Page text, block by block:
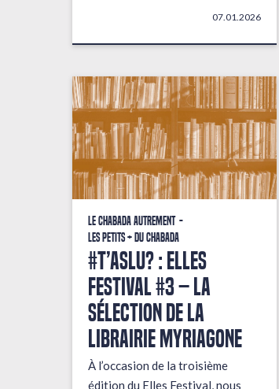
07.01.2026
Le Chabada autrement
Les petits + du Chabada
#T’AsLu? : ELLES
FESTIVAL #3 – La
sélection de la
librairie Myriagone
À l’occasion de la troisième
édition du Elles Festival, nous